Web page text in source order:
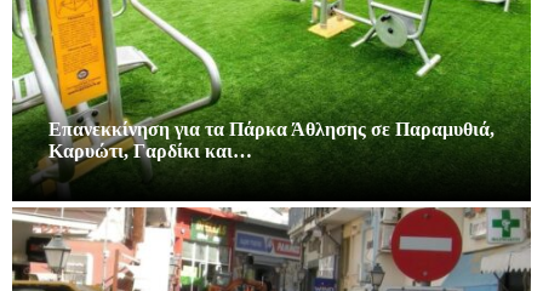
Επανεκκίνηση για τα Πάρκα Άθλησης σε Παραμυθιά,
Καρυώτι, Γαρδίκι και…